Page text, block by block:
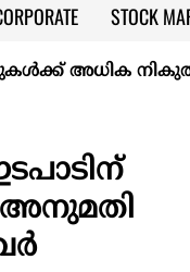
STOCK
അധിക നികുതി
അനുമതി